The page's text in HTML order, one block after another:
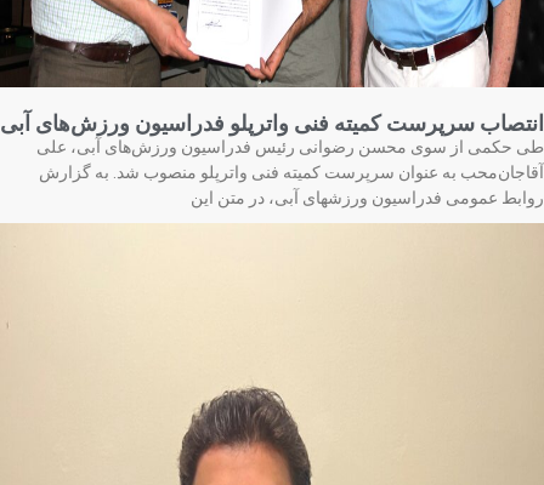
سرپرست کمیته فنی واترپلو فدراسیون ورزش‌های آبی
حکمی از سوی محسن رضوانی رئیس فدراسیون ورزش‌های آبی، علی
به عنوان سرپرست کمیته فنی واترپلو منصوب شد. به گزارش
عمومی فدراسیون ورزشهای آبی، در متن این